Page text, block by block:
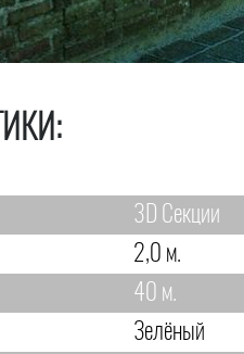
3D Секции
2,0 м.
40 м.
Зелёный